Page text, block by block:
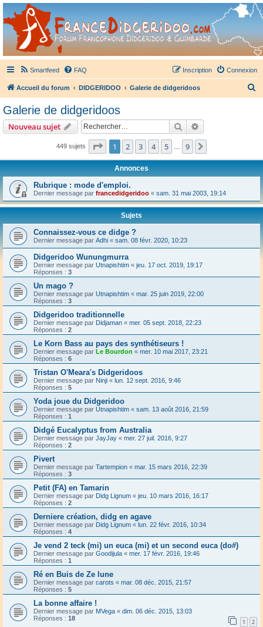
France Didgeridoo
Didgeridoo et Guimbarde sur France Didgeridoo - retrouvez la communauté.
Smartfeed FAQ Connexion
Inscription
Accueil du forum DIDGERIDOO Galerie de didgeridoos
r
e
Galerie de didgeridoos
Nouveau sujet Rechercher
449 sujets Page 1sur9
1 2 3 4 5 … 9
Annonces
Rubrique : mode d'emploi.
Dernier message par francedidgeridoo « sam. 31 mai 2003, 19:14
Sujets
Connaissez-vous ce didge ?
Dernier message par Adhi « sam. 08 févr. 2020, 10:23
Didgeridoo Wunungmurra
Dernier message par Utnapishtim « jeu. 17 oct. 2019, 19:17
Réponses : 3
Un mago ?
Dernier message par Utnapishtim « mar. 25 juin 2019, 22:00
Réponses : 3
Didgeridoo traditionnelle
Dernier message par Didjaman « mer. 05 sept. 2018, 22:23
Réponses : 2
Le Korn Bass au pays des synthétiseurs !
Dernier message par Le Bourdon « mer. 10 mai 2017, 23:21
Réponses : 6
Tristan O'Meara's Didgeridoos
Dernier message par Ninji « lun. 12 sept. 2016, 9:46
Réponses : 5
Yoda joue du Didgeridoo
Dernier message par Utnapishtim « sam. 13 août 2016, 21:59
Réponses : 1
Didgé Eucalyptus from Australia
Dernier message par JayJay « mer. 27 juil. 2016, 9:27
Réponses : 2
Pivert
Dernier message par Tartempion « mar. 15 mars 2016, 22:39
Réponses : 3
Petit (FA) en Tamarin
Dernier message par Didg Lignum « jeu. 10 mars 2016, 16:17
Réponses : 2
Derniere création, didg en agave
Dernier message par Didg Lignum « lun. 22 févr. 2016, 10:34
Réponses : 4
Je vend 2 teck (mi) un euca (mi) et un second euca (do#)
Dernier message par Goodijula « mer. 17 févr. 2016, 19:46
Réponses : 1
Ré en Buis de Ze lune
Dernier message par carots « mar. 08 déc. 2015, 21:57
Réponses : 5
La bonne affaire !
Dernier message par MVega « dim. 06 déc. 2015, 13:03
Réponses : 18 1 2